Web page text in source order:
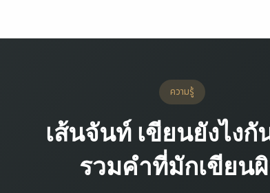
ความรู้
เส้นจันท์ เขียนยังไงกั
รวมคำที่มักเขียน